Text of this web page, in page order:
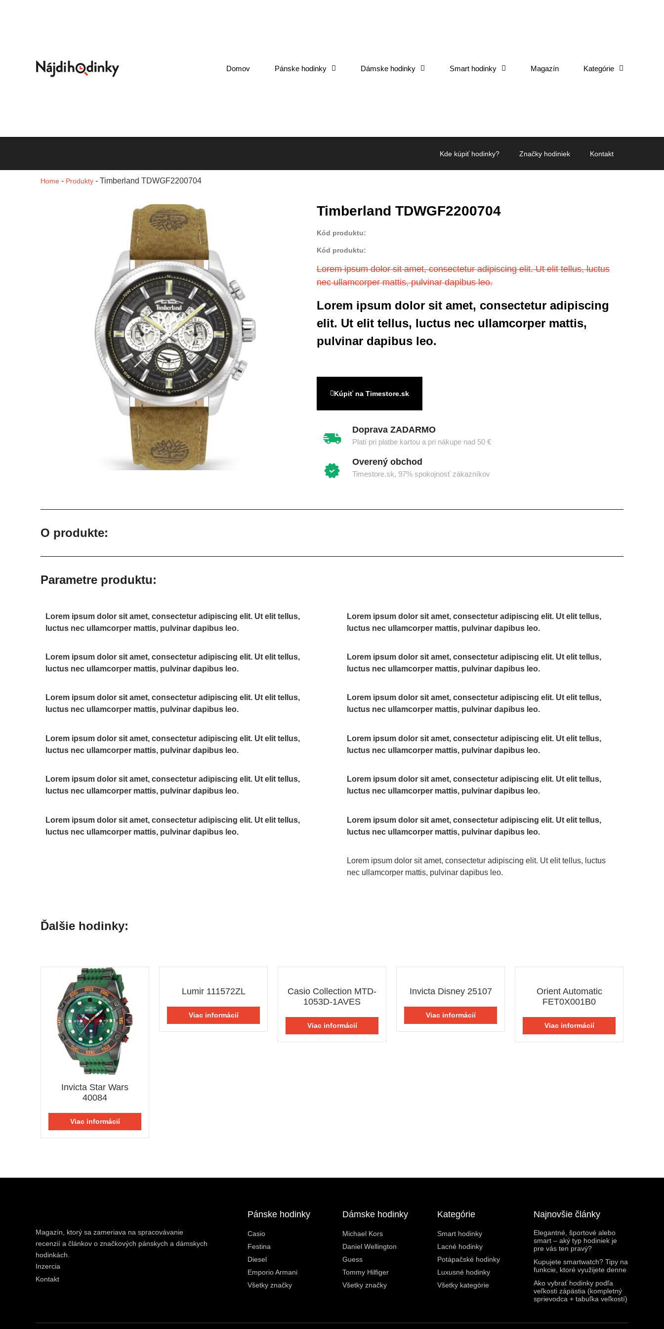
Domov Pánske hodinky Dámske hodinky Smart hodinky Magazín Kategórie
Kde kúpiť hodinky? Značky hodiniek Kontakt
Home - Produkty - Timberland TDWGF2200704
Timberland TDWGF2200704
Kód produktu:
Kód produktu:
Lorem ipsum dolor sit amet, consectetur adipiscing elit. Ut elit tellus, luctus
nec ullamcorper mattis, pulvinar dapibus leo.
Lorem ipsum dolor sit amet, consectetur adipiscing
elit. Ut elit tellus, luctus nec ullamcorper mattis,
pulvinar dapibus leo.
Kúpiť na Timestore.sk
Doprava ZADARMO
Platí pri platbe kartou a pri nákupe nad 50 €
Overený obchod
Timestore.sk, 97% spokojnosť zákazníkov
O produkte:
Parametre produktu:
Lorem ipsum dolor sit amet, consectetur adipiscing elit. Ut elit tellus,
luctus nec ullamcorper mattis, pulvinar dapibus leo.
Lorem ipsum dolor sit amet, consectetur adipiscing elit. Ut elit tellus,
luctus nec ullamcorper mattis, pulvinar dapibus leo.
Lorem ipsum dolor sit amet, consectetur adipiscing elit. Ut elit tellus,
luctus nec ullamcorper mattis, pulvinar dapibus leo.
Lorem ipsum dolor sit amet, consectetur adipiscing elit. Ut elit tellus,
luctus nec ullamcorper mattis, pulvinar dapibus leo.
Lorem ipsum dolor sit amet, consectetur adipiscing elit. Ut elit tellus,
luctus nec ullamcorper mattis, pulvinar dapibus leo.
Lorem ipsum dolor sit amet, consectetur adipiscing elit. Ut elit tellus,
luctus nec ullamcorper mattis, pulvinar dapibus leo.
Lorem ipsum dolor sit amet, consectetur adipiscing elit. Ut elit tellus,
luctus nec ullamcorper mattis, pulvinar dapibus leo.
Lorem ipsum dolor sit amet, consectetur adipiscing elit. Ut elit tellus,
luctus nec ullamcorper mattis, pulvinar dapibus leo.
Lorem ipsum dolor sit amet, consectetur adipiscing elit. Ut elit tellus,
luctus nec ullamcorper mattis, pulvinar dapibus leo.
Lorem ipsum dolor sit amet, consectetur adipiscing elit. Ut elit tellus,
luctus nec ullamcorper mattis, pulvinar dapibus leo.
Lorem ipsum dolor sit amet, consectetur adipiscing elit. Ut elit tellus,
luctus nec ullamcorper mattis, pulvinar dapibus leo.
Lorem ipsum dolor sit amet, consectetur adipiscing elit. Ut elit tellus,
luctus nec ullamcorper mattis, pulvinar dapibus leo.
Lorem ipsum dolor sit amet, consectetur adipiscing elit. Ut elit tellus, luctus
nec ullamcorper mattis, pulvinar dapibus leo.
Ďalšie hodinky:
Invicta Star Wars
40084
Viac informácií
Lumir 111572ZL
Viac informácií
Casio Collection MTD-
1053D-1AVES
Viac informácií
Invicta Disney 25107
Viac informácií
Orient Automatic
FET0X001B0
Viac informácií
Magazín, ktorý sa zameriava na spracovávanie
recenzií a článkov o značkových pánskych a dámskych
hodinkách.
Inzercia
Kontakt
Pánske hodinky
Casio
Festina
Diesel
Emporio Armani
Všetky značky
Dámske hodinky
Michael Kors
Daniel Wellington
Guess
Tommy Hilfiger
Všetky značky
Kategórie
Smart hodinky
Lacné hodinky
Potápačské hodinky
Luxusné hodinky
Všetky kategórie
Najnovšie články
Elegantné, športové alebo
smart – aký typ hodiniek je
pre vás ten pravý?
Kupujete smartwatch? Tipy na
funkcie, ktoré využijete denne
Ako vybrať hodinky podľa
veľkosti zápästia (kompletný
sprievodca + tabuľka veľkostí)